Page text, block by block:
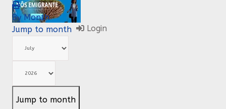
Login
By Month
Jump to month
Jump to month